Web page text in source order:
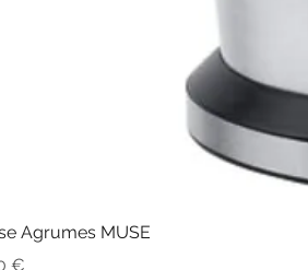
Agrumes MUSE
€